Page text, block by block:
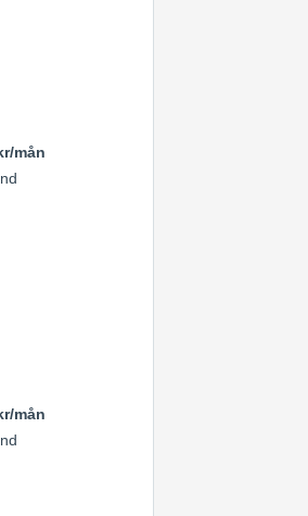
mån
mån